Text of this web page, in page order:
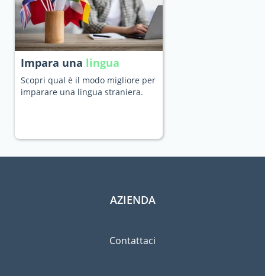
Impara una lingua
Scopri qual è il modo migliore per
imparare una lingua straniera.
AZIENDA
Contattaci